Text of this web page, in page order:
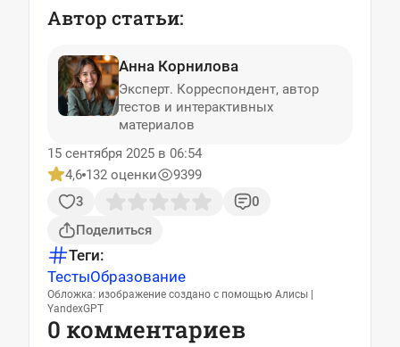
Автор статьи:
Анна Корнилова
Эксперт. Корреспондент, автор
тестов и интерактивных
материалов
15 сентября 2025 в 06:54
4,6 132 оценки
9399
3
0
Поделиться
Теги:
ТестыОбразование
Обложка: изображение создано с помощью Алисы |
YandexGPT
0 комментариев